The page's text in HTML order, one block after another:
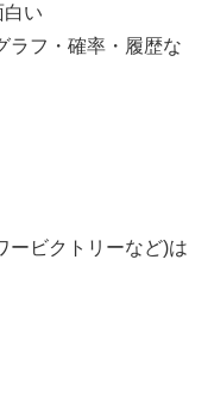
面白い
ラフ・確率・履歴な
ービクトリーなど)は